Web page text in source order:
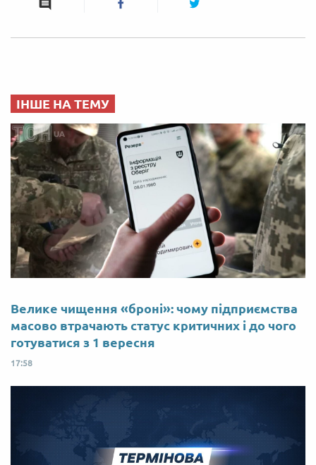
ІНШЕ НА ТЕМУ
Велике чищення «броні»: чому підприємства
масово втрачають статус критичних і до чого
готуватися з 1 вересня
17:58